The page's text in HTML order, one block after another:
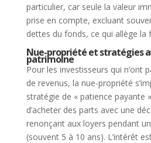
particulier, car seule la valeur
prise en compte, excluant
dettes du fonds, ce qui allège la
Nue-propriété et stratégies
patrimoine
Pour les investisseurs qui n’ont
de revenus, la nue-propriété
stratégie de « patience payante
d’acheter des parts avec une
renonçant aux loyers pendant
(souvent 5 à 10 ans). L’intérêt